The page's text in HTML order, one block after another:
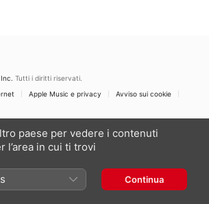
Tutti i diritti riservati.
Apple Music e privacy
Avviso sui cookie
paese per vedere i contenuti
l’area in cui ti trovi
Continua